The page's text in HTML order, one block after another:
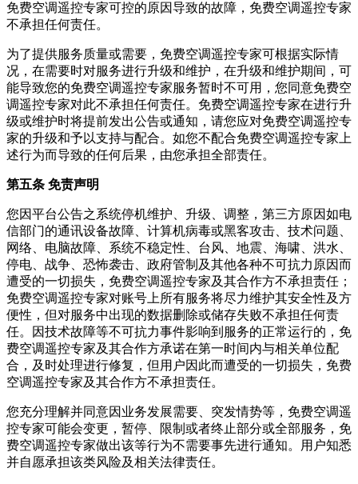
免费空调遥控专家可控的原因导致的故障，免费空调遥控专家
不承担任何责任。
为了提供服务质量或需要，免费空调遥控专家可根据实际情
况，在需要时对服务进行升级和维护，在升级和维护期间，可
能导致您的免费空调遥控专家服务暂时不可用，您同意免费空
调遥控专家对此不承担任何责任。免费空调遥控专家在进行升
级或维护时将提前发出公告或通知，请您应对免费空调遥控专
家的升级和予以支持与配合。如您不配合免费空调遥控专家上
述行为而导致的任何后果，由您承担全部责任。
第五条 免责声明
您因平台公告之系统停机维护、升级、调整，第三方原因如电
信部门的通讯设备故障、计算机病毒或黑客攻击、技术问题、
网络、电脑故障、系统不稳定性、台风、地震、海啸、洪水、
停电、战争、恐怖袭击、政府管制及其他各种不可抗力原因而
遭受的一切损失，免费空调遥控专家及其合作方不承担责任；
免费空调遥控专家对账号上所有服务将尽力维护其安全性及方
便性，但对服务中出现的数据删除或储存失败不承担任何责
任。因技术故障等不可抗力事件影响到服务的正常运行的，免
费空调遥控专家及其合作方承诺在第一时间内与相关单位配
合，及时处理进行修复，但用户因此而遭受的一切损失，免费
空调遥控专家及其合作方不承担责任。
您充分理解并同意因业务发展需要、突发情势等，免费空调遥
控专家可能会变更，暂停、限制或者终止部分或全部服务，免
费空调遥控专家做出该等行为不需要事先进行通知。用户知悉
并自愿承担该类风险及相关法律责任。